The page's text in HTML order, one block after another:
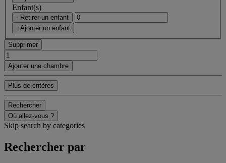
Enfant(s)
- Retirer un enfant
+Ajouter un enfant
Supprimer
Ajouter une chambre
Plus de critères
Rechercher
Où allez-vous ?
Skip search by categories
Rechercher par